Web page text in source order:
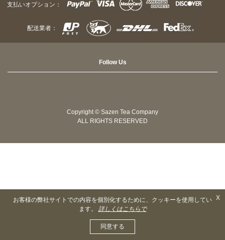
支払いオプション：
配送業者：
Follow Us
Copyright © Sazen Tea Company
ALL RIGHTS RESERVED
X
お客様の弊社サイトでの内容を個別化するために、クッキーを使用してい
ます。 詳しくはこちらで
同意する